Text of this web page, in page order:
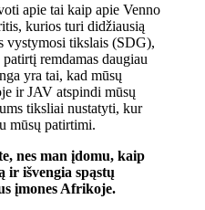
apie tai kaip apie Venno
kurios turi didžiausią
vystymosi tikslais (SDG),
remdamas daugiau
yra tai, kad mūsų
ir JAV atspindi mūsų
tiksliai nustatyti, kur
mūsų patirtimi.
nes man įdomu, kaip
ir išvengia spąstų
įmones Afrikoje.